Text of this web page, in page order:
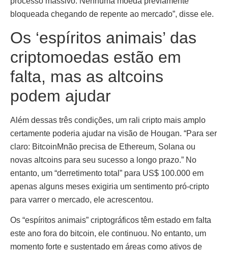
bloqueada chegando de repente ao mercado”, disse ele.
Os ‘espíritos animais’ das
criptomoedas estão em
falta, mas as altcoins
podem ajudar
Além dessas três condições, um rali cripto mais amplo
certamente poderia ajudar na visão de Hougan. “Para ser
claro: BitcoinMnão precisa de Ethereum, Solana ou
novas altcoins para seu sucesso a longo prazo.” No
entanto, um “derretimento total” para US$ 100.000 em
apenas alguns meses exigiria um sentimento pró-cripto
para varrer o mercado, ele acrescentou.
Os “espíritos animais” criptográficos têm estado em falta
este ano fora do bitcoin, ele continuou. No entanto, um
momento forte e sustentado em áreas como ativos de